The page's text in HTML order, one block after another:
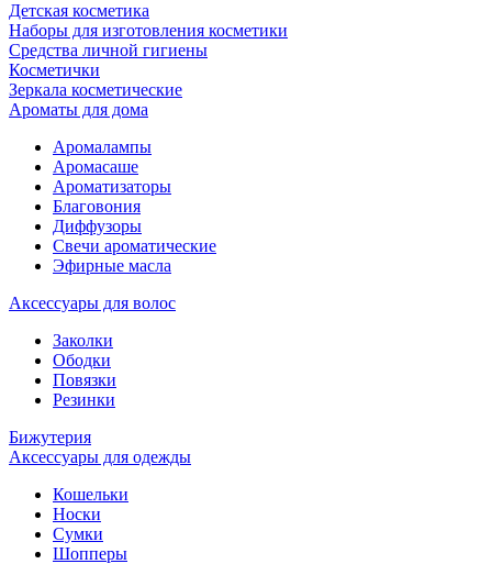
Детская косметика
Наборы для изготовления косметики
Средства личной гигиены
Косметички
Зеркала косметические
Ароматы для дома
Аромалампы
Аромасаше
Ароматизаторы
Благовония
Диффузоры
Свечи ароматические
Эфирные масла
Аксессуары для волос
Заколки
Ободки
Повязки
Резинки
Бижутерия
Аксессуары для одежды
Кошельки
Носки
Сумки
Шопперы